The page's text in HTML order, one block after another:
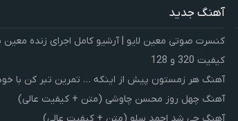
آهنگ جدید
کنسرت صوتی معین لایو | آرشیو کامل اجرای زنده معین
کیفیت 320 و 128
آهنگ هر زمستون پیش از اینکه … تمرین تبر کن با
آهنگ چهل روز محسن چاوشی (متن + کیفیت عالی)